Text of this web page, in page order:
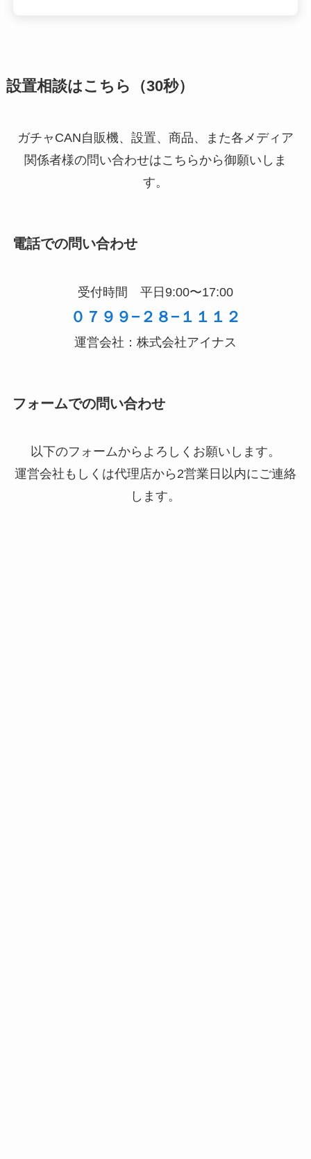
設置相談はこちら（30秒）
ガチャCAN自販機、設置、商品、また各メディア
関係者様の問い合わせはこちらから御願いしま
す。
電話での問い合わせ
受付時間 平日9:00〜17:00
０７９９−２８−１１１２
運営会社：株式会社アイナス
フォームでの問い合わせ
以下のフォームからよろしくお願いします。
運営会社もしくは代理店から2営業日以内にご連絡
します。